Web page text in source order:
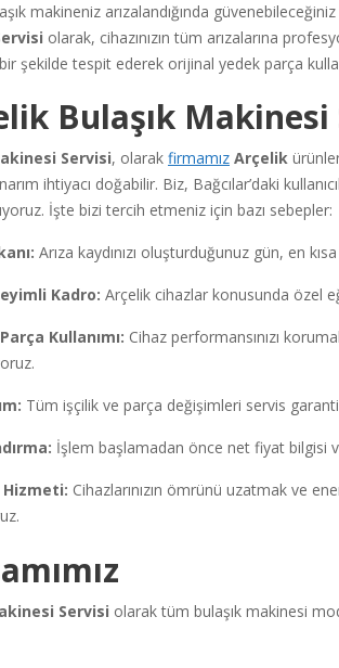
makineniz arızalandığında güvenebileceğiniz
olarak, cihazınızın tüm arızalarına
bir şekilde tespit ederek orijinal yedek parça
Bulaşık Makinesi
Servisi, olarak firmamız Arçelik
ihtiyacı doğabilir. Biz, Bağcılar’daki
İşte bizi tercih etmeniz için bazı sebepler:
Arıza kaydınızı oluşturduğunuz gün, en
Kadro: Arçelik cihazlar konusunda özel
Kullanımı: Cihaz performansınızı
Tüm işçilik ve parça değişimleri servis
İşlem başlamadan önce net fiyat bilgisi
Hizmeti: Cihazlarınızın ömrünü uzatmak ve
Servisi olarak tüm bulaşık makinesi